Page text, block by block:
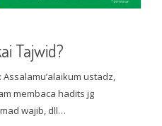
Tajwid?
Assalamu’alaikum ustadz,
membaca hadits jg
wajib, dll…